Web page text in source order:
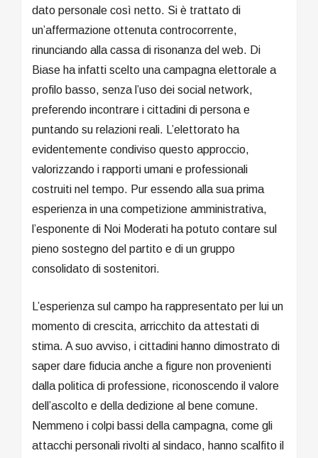
dato personale così netto. Si è trattato di
un’affermazione ottenuta controcorrente,
rinunciando alla cassa di risonanza del web. Di
Biase ha infatti scelto una campagna elettorale a
profilo basso, senza l’uso dei social network,
preferendo incontrare i cittadini di persona e
puntando su relazioni reali. L’elettorato ha
evidentemente condiviso questo approccio,
valorizzando i rapporti umani e professionali
costruiti nel tempo. Pur essendo alla sua prima
esperienza in una competizione amministrativa,
l’esponente di Noi Moderati ha potuto contare sul
pieno sostegno del partito e di un gruppo
consolidato di sostenitori.
L’esperienza sul campo ha rappresentato per lui un
momento di crescita, arricchito da attestati di
stima. A suo avviso, i cittadini hanno dimostrato di
saper dare fiducia anche a figure non provenienti
dalla politica di professione, riconoscendo il valore
dell’ascolto e della dedizione al bene comune.
Nemmeno i colpi bassi della campagna, come gli
attacchi personali rivolti al sindaco, hanno scalfito il